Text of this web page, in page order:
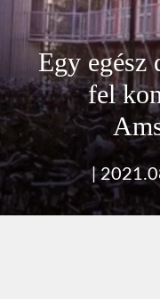
Egy egész
fel
|